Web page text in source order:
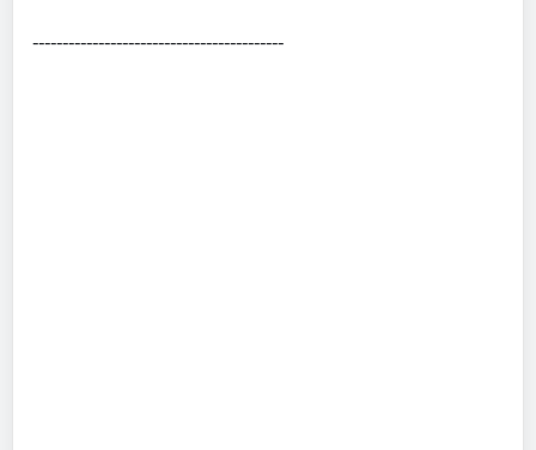
------------------------------------------